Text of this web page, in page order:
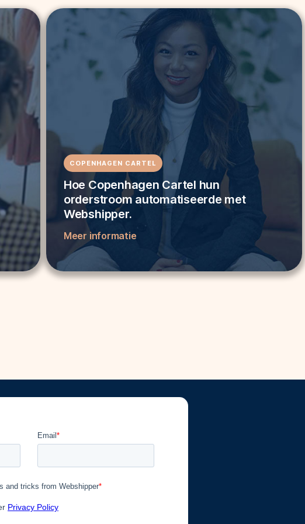
COPENHAGEN CARTEL
Hoe Copenhagen Cartel hun
orderstroom automatiseerde met
Webshipper.
Meer informatie